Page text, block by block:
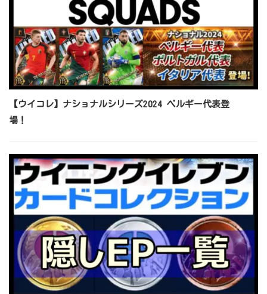
【ウイコレ】ナショナルシリーズ2024 ベルギー代表登
場！